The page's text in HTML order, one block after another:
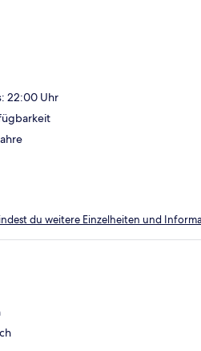
22:00 Uhr
du weitere Einzelheiten und